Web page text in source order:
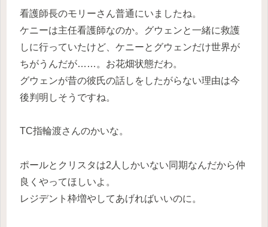
看護師長のモリーさん普通にいましたね。
ケニーは主任看護師なのか。グウェンと一緒に救護
しに行っていたけど、ケニーとグウェンだけ世界が
ちがうんだが……。お花畑状態だわ。
グウェンが昔の彼氏の話しをしたがらない理由は今
後判明しそうですね。
TC指輪渡さんのかいな。
ポールとクリスタは2人しかいない同期なんだから仲
良くやってほしいよ。
レジデント枠増やしてあげればいいのに。